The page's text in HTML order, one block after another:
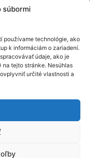
súbormi
používame technológie, ako
k informáciám o zariadení.
údaje, ako je
na tejto stránke. Nesúhlas
určité vlastnosti a
činnosti